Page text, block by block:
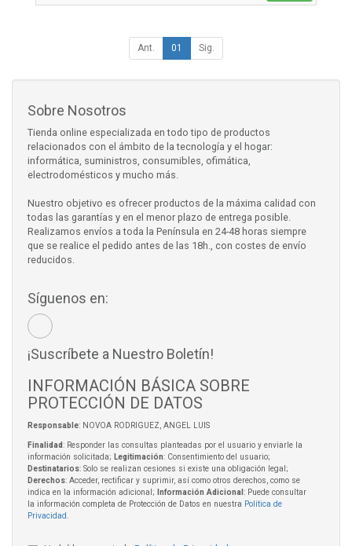
Ant. 01 Sig.
Sobre Nosotros
Tienda online especializada en todo tipo de productos
relacionados con el ámbito de la tecnología y el hogar:
informática, suministros, consumibles, ofimática,
electrodomésticos y mucho más.
Nuestro objetivo es ofrecer productos de la máxima calidad con
todas las garantías y en el menor plazo de entrega posible.
Realizamos envíos a toda la Península en 24-48 horas siempre
que se realice el pedido antes de las 18h., con costes de envío
reducidos.
Síguenos en:
¡Suscríbete a Nuestro Boletín!
INFORMACIÓN BÁSICA SOBRE
PROTECCIÓN DE DATOS
Responsable: NOVOA RODRIGUEZ, ANGEL LUIS
Finalidad: Responder las consultas planteadas por el usuario y enviarle la
información solicitada; Legitimación: Consentimiento del usuario;
Destinatarios: Solo se realizan cesiones si existe una obligación legal;
Derechos: Acceder, rectificar y suprimir, así como otros derechos, como se
indica en la información adicional;
Información Adicional : Puede consultar
la información completa de Protección de Datos en nuestra Política de
Privacidad .